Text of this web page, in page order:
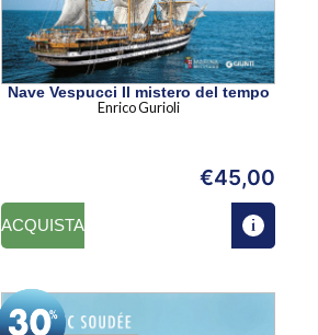
Nave Vespucci Il mistero del tempo
Enrico Gurioli
€45,00
ACQUISTA